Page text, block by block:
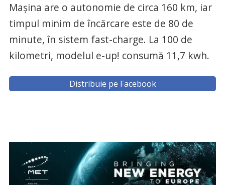
Maşina are o autonomie de circa 160 km, iar
timpul minim de încărcare este de 80 de
minute, în sistem fast-charge. La 100 de
kilometri, modelul e-up! consumă 11,7 kwh.
Distribuie pe Facebook